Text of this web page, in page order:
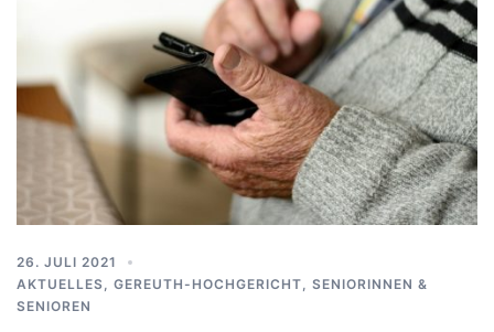
26. JULI 2021
AKTUELLES
GEREUTH-HOCHGERICHT
SENIORINNEN &
SENIOREN